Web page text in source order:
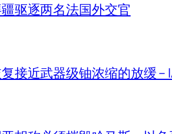
驱逐两名法国外交官
接近武器级铀浓缩的放缓 –